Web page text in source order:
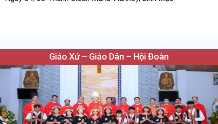
Giáo Xứ – Giáo Dân – Hội Đoàn